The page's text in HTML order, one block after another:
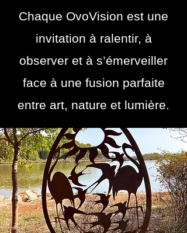
Chaque OvoVision est une
invitation à ralentir, à
observer et à s’émerveiller
face à une fusion parfaite
entre art, nature et lumière.